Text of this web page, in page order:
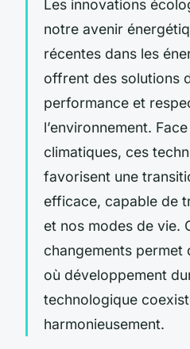
Les innovations
notre avenir
récentes dans les
offrent des solutions
performance et
l’environnement.
climatiques, ces
favorisent une
efficace, capable de
et nos modes de vie.
changements permet
où développement
technologique
harmonieusement.